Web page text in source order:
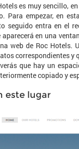
es muy sencillo,
Para empezar, en
seguido entra en el
en una
web de Roc Hotels.
correspondientes y
que hay un
copiado y
este lugar